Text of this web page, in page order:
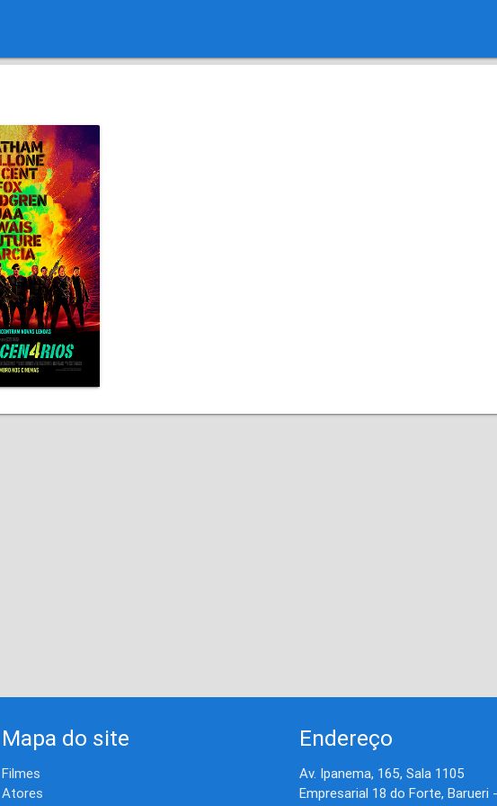
Mapa do site
Filmes
Atores
Endereço
Av. Ipanema, 165, Sala 1105
Empresarial 18 do Forte, Barueri